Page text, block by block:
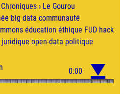
Chroniques › Le Gourou
big data communauté
éducation éthique FUD hack
juridique open-data politique